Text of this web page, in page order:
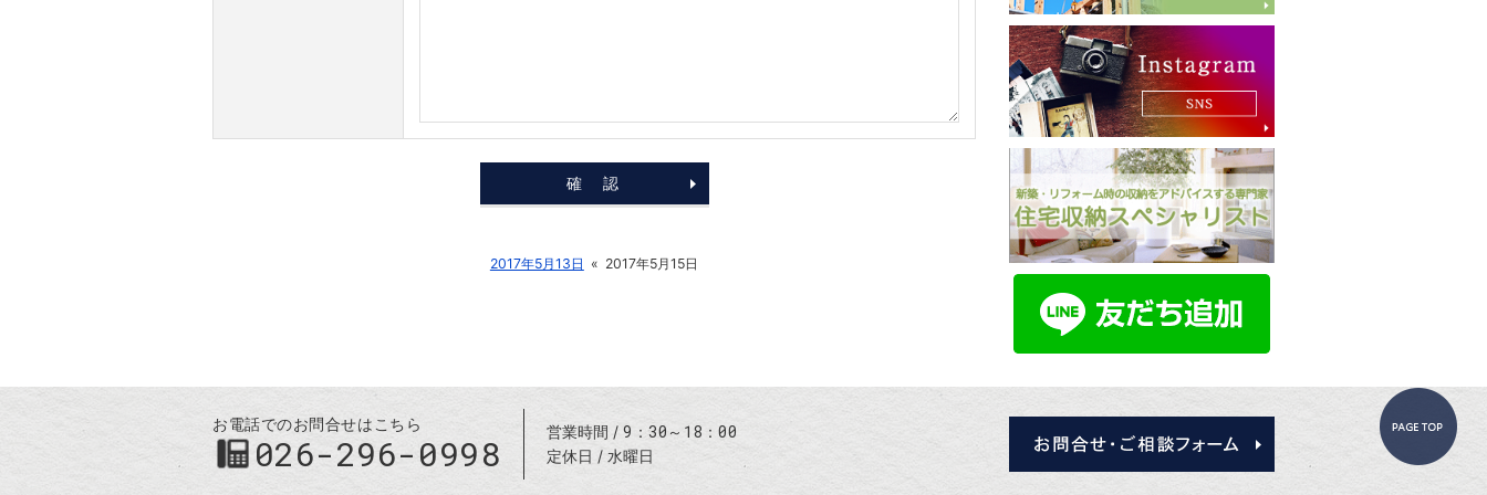
2017年5月13日 « 2017年5月15日
お電話でのお問合せはこちら
026-296-0998
営業時間 9：30～18：00
定休日 水曜日
お問合せ・ご相談フォーム